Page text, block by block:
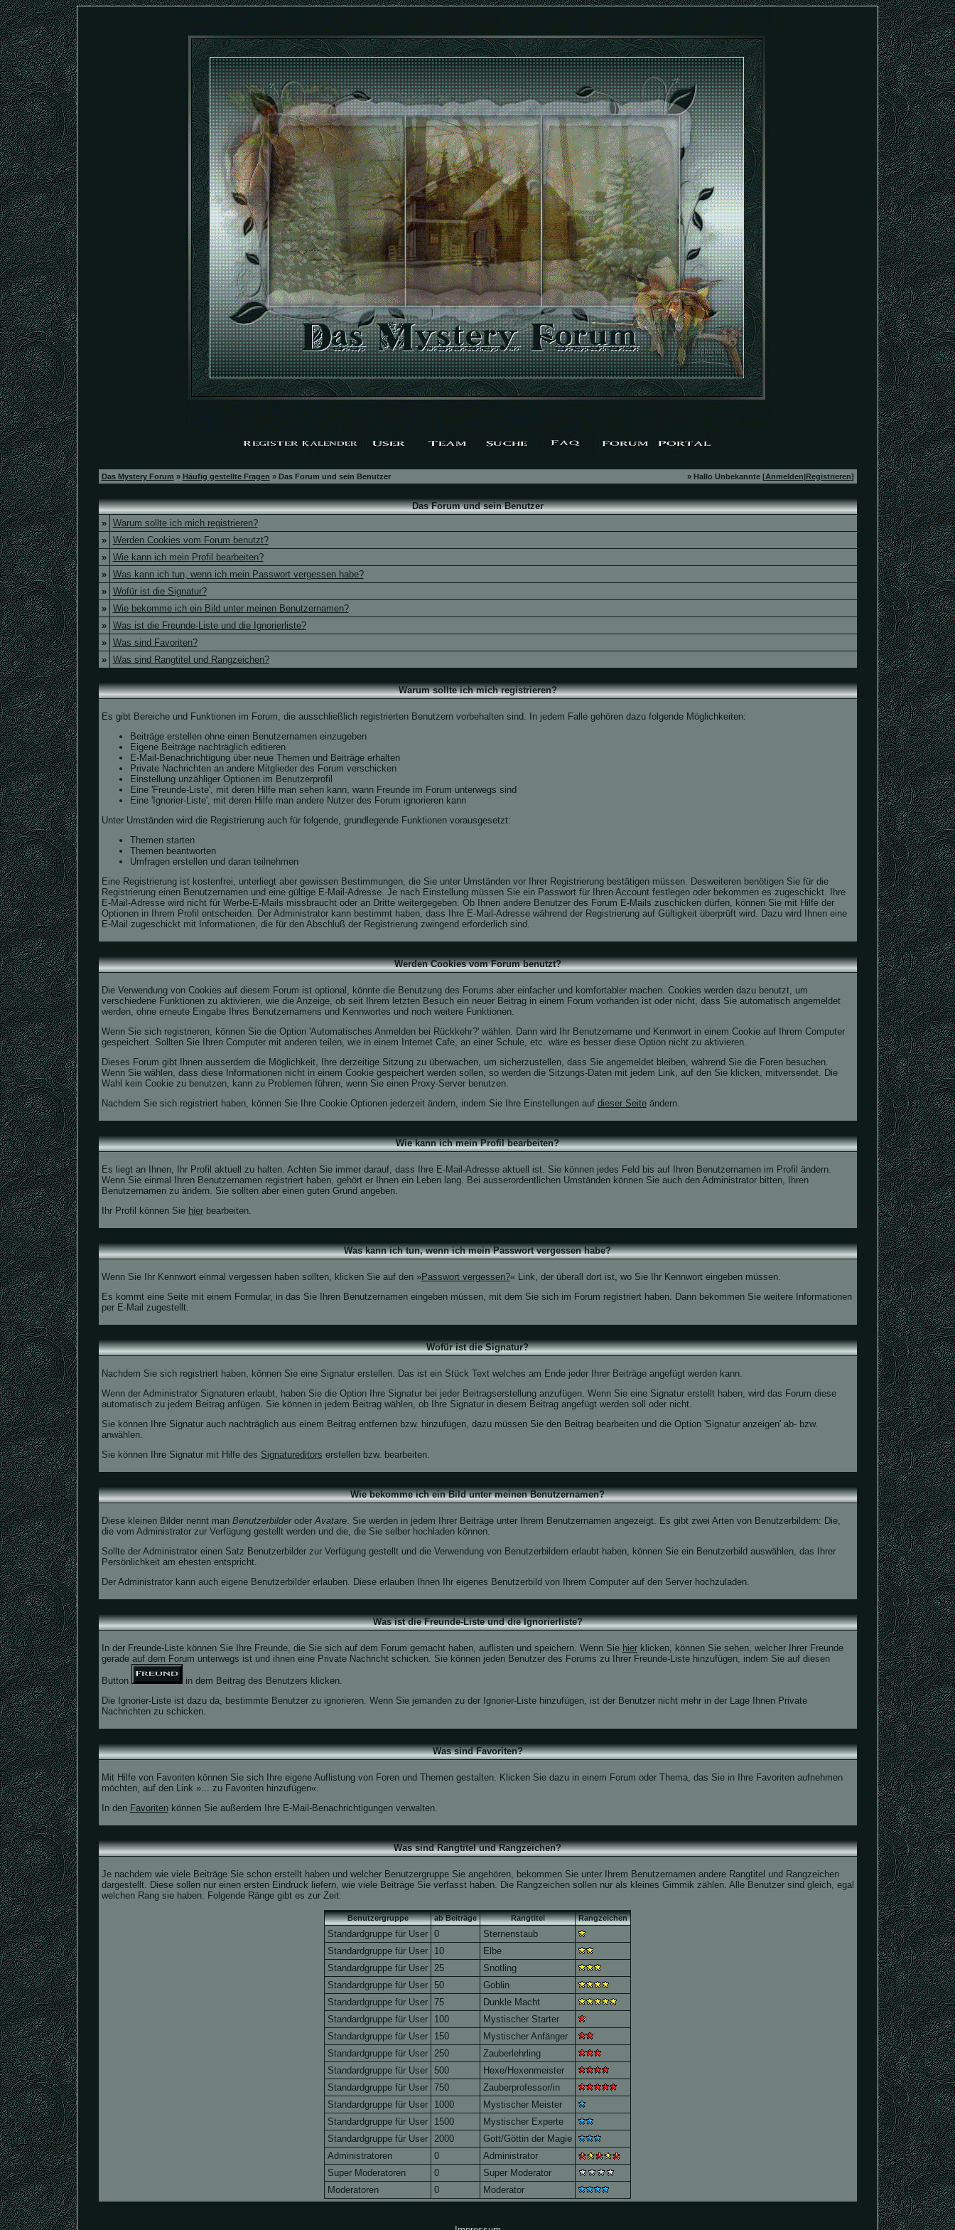
Das Mystery Forum » Häufig gestellte Fragen » Das Forum und sein Benutzer » Hallo Unbekannte [Anmelden|Registrieren]
Das Forum und sein Benutzer
»
Warum sollte ich mich registrieren?
»
Werden Cookies vom Forum benutzt?
»
Wie kann ich mein Profil bearbeiten?
»
Was kann ich tun, wenn ich mein Passwort vergessen habe?
»
Wofür ist die Signatur?
»
Wie bekomme ich ein Bild unter meinen Benutzernamen?
»
Was ist die Freunde-Liste und die Ignorierliste?
»
Was sind Favoriten?
»
Was sind Rangtitel und Rangzeichen?
Warum sollte ich mich registrieren?
Es gibt Bereiche und Funktionen im Forum, die ausschließlich registrierten Benutzern vorbehalten sind. In jedem Falle gehören dazu folgende Möglichkeiten:
Beiträge erstellen ohne einen Benutzernamen einzugeben
Eigene Beiträge nachträglich editieren
E-Mail-Benachrichtigung über neue Themen und Beiträge erhalten
Private Nachrichten an andere Mitglieder des Forum verschicken
Einstellung unzähliger Optionen im Benutzerprofil
Eine 'Freunde-Liste', mit deren Hilfe man sehen kann, wann Freunde im Forum unterwegs sind
Eine 'Ignorier-Liste', mit deren Hilfe man andere Nutzer des Forum ignorieren kann
Unter Umständen wird die Registrierung auch für folgende, grundlegende Funktionen vorausgesetzt:
Themen starten
Themen beantworten
Umfragen erstellen und daran teilnehmen
Eine Registrierung ist kostenfrei, unterliegt aber gewissen Bestimmungen, die Sie unter Umständen vor Ihrer Registrierung bestätigen müssen. Desweiteren benötigen Sie für die
Registrierung einen Benutzernamen und eine gültige E-Mail-Adresse. Je nach Einstellung müssen Sie ein Passwort für Ihren Account festlegen oder bekommen es zugeschickt. Ihre
E-Mail-Adresse wird nicht für Werbe-E-Mails missbraucht oder an Dritte weitergegeben. Ob Ihnen andere Benutzer des Forum E-Mails zuschicken dürfen, können Sie mit Hilfe der
Optionen in Ihrem Profil entscheiden. Der Administrator kann bestimmt haben, dass Ihre E-Mail-Adresse während der Registrierung auf Gültigkeit überprüft wird. Dazu wird Ihnen eine
E-Mail zugeschickt mit Informationen, die für den Abschluß der Registrierung zwingend erforderlich sind.
Werden Cookies vom Forum benutzt?
Die Verwendung von Cookies auf diesem Forum ist optional, könnte die Benutzung des Forums aber einfacher und komfortabler machen. Cookies werden dazu benutzt, um
verschiedene Funktionen zu aktivieren, wie die Anzeige, ob seit Ihrem letzten Besuch ein neuer Beitrag in einem Forum vorhanden ist oder nicht, dass Sie automatisch angemeldet
werden, ohne erneute Eingabe Ihres Benutzernamens und Kennwortes und noch weitere Funktionen.
Wenn Sie sich registrieren, können Sie die Option 'Automatisches Anmelden bei Rückkehr?' wählen. Dann wird Ihr Benutzername und Kennwort in einem Cookie auf Ihrem Computer
gespeichert. Sollten Sie Ihren Computer mit anderen teilen, wie in einem Internet Cafe, an einer Schule, etc. wäre es besser diese Option nicht zu aktivieren.
Dieses Forum gibt Ihnen ausserdem die Möglichkeit, Ihre derzeitige Sitzung zu überwachen, um sicherzustellen, dass Sie angemeldet bleiben, während Sie die Foren besuchen.
Wenn Sie wählen, dass diese Informationen nicht in einem Cookie gespeichert werden sollen, so werden die Sitzungs-Daten mit jedem Link, auf den Sie klicken, mitversendet. Die
Wahl kein Cookie zu benutzen, kann zu Problemen führen, wenn Sie einen Proxy-Server benutzen.
Nachdem Sie sich registriert haben, können Sie Ihre Cookie Optionen jederzeit ändern, indem Sie Ihre Einstellungen auf dieser Seiteändern.
Wie kann ich mein Profil bearbeiten?
Es liegt an Ihnen, Ihr Profil aktuell zu halten. Achten Sie immer darauf, dass Ihre E-Mail-Adresse aktuell ist. Sie können jedes Feld bis auf Ihren Benutzernamen im Profil ändern.
Wenn Sie einmal Ihren Benutzernamen registriert haben, gehört er Ihnen ein Leben lang. Bei ausserordentlichen Umständen können Sie auch den Administrator bitten, Ihren
Benutzernamen zu ändern. Sie sollten aber einen guten Grund angeben.
Ihr Profil können Sie hierbearbeiten.
Was kann ich tun, wenn ich mein Passwort vergessen habe?
Wenn Sie Ihr Kennwort einmal vergessen haben sollten, klicken Sie auf den »Passwort vergessen?« Link, der überall dort ist, wo Sie Ihr Kennwort eingeben müssen.
Es kommt eine Seite mit einem Formular, in das Sie Ihren Benutzernamen eingeben müssen, mit dem Sie sich im Forum registriert haben. Dann bekommen Sie weitere Informationen
per E-Mail zugestellt.
Wofür ist die Signatur?
Nachdem Sie sich registriert haben, können Sie eine Signatur erstellen. Das ist ein Stück Text welches am Ende jeder Ihrer Beiträge angefügt werden kann.
Wenn der Administrator Signaturen erlaubt, haben Sie die Option Ihre Signatur bei jeder Beitragserstellung anzufügen. Wenn Sie eine Signatur erstellt haben, wird das Forum diese
automatisch zu jedem Beitrag anfügen. Sie können in jedem Beitrag wählen, ob Ihre Signatur in diesem Beitrag angefügt werden soll oder nicht.
Sie können Ihre Signatur auch nachträglich aus einem Beitrag entfernen bzw. hinzufügen, dazu müssen Sie den Beitrag bearbeiten und die Option 'Signatur anzeigen' ab- bzw.
anwählen.
Sie können Ihre Signatur mit Hilfe des Signatureditors erstellen bzw. bearbeiten.
Wie bekomme ich ein Bild unter meinen Benutzernamen?
Diese kleinen Bilder nennt man BenutzerbilderoderAvatare. Sie werden in jedem Ihrer Beiträge unter Ihrem Benutzernamen angezeigt. Es gibt zwei Arten von Benutzerbildern: Die,
die vom Administrator zur Verfügung gestellt werden und die, die Sie selber hochladen können.
Sollte der Administrator einen Satz Benutzerbilder zur Verfügung gestellt und die Verwendung von Benutzerbildern erlaubt haben, können Sie ein Benutzerbild auswählen, das Ihrer
Persönlichkeit am ehesten entspricht.
Der Administrator kann auch eigene Benutzerbilder erlauben. Diese erlauben Ihnen Ihr eigenes Benutzerbild von Ihrem Computer auf den Server hochzuladen.
Was ist die Freunde-Liste und die Ignorierliste?
In der Freunde-Liste können Sie Ihre Freunde, die Sie sich auf dem Forum gemacht haben, auflisten und speichern. Wenn Sie hierklicken, können Sie sehen, welcher Ihrer Freunde
gerade auf dem Forum unterwegs ist und ihnen eine Private Nachricht schicken. Sie können jeden Benutzer des Forums zu Ihrer Freunde-Liste hinzufügen, indem Sie auf diesen
Button
in dem Beitrag des Benutzers klicken.
Die Ignorier-Liste ist dazu da, bestimmte Benutzer zu ignorieren. Wenn Sie jemanden zu der Ignorier-Liste hinzufügen, ist der Benutzer nicht mehr in der Lage Ihnen Private
Nachrichten zu schicken.
Was sind Favoriten?
Mit Hilfe von Favoriten können Sie sich Ihre eigene Auflistung von Foren und Themen gestalten. Klicken Sie dazu in einem Forum oder Thema, das Sie in Ihre Favoriten aufnehmen
möchten, auf den Link »... zu Favoriten hinzufügen«.
In den Favoritenkönnen Sie außerdem Ihre E-Mail-Benachrichtigungen verwalten.
Was sind Rangtitel und Rangzeichen?
Je nachdem wie viele Beiträge Sie schon erstellt haben und welcher Benutzergruppe Sie angehören, bekommen Sie unter Ihrem Benutzernamen andere Rangtitel und Rangzeichen
dargestellt. Diese sollen nur einen ersten Eindruck liefern, wie viele Beiträge Sie verfasst haben. Die Rangzeichen sollen nur als kleines Gimmik zählen. Alle Benutzer sind gleich, egal
welchen Rang sie haben. Folgende Ränge gibt es zur Zeit:
Benutzergruppe ab Beiträge Rangtitel Rangzeichen
Standardgruppe für User 0
Sternenstaub
Standardgruppe für User
10
Elbe
Standardgruppe für User 25
Snotling
Standardgruppe für User 50
Goblin
Standardgruppe für User 75
Dunkle Macht
Standardgruppe für User
100
Mystischer Starter
Standardgruppe für User
150
Mystischer Anfänger
Standardgruppe für User 250
Zauberlehrling
Standardgruppe für User 500
Hexe/Hexenmeister
Standardgruppe für User 750
Zauberprofessor/in
Standardgruppe für User
1000
Mystischer Meister
Standardgruppe für User
1500
Mystischer Experte
Standardgruppe für User 2000
Gott/Göttin der Magie
Administratoren
0
Administrator
Super Moderatoren
0
Super Moderator
Moderatoren
0 Moderator